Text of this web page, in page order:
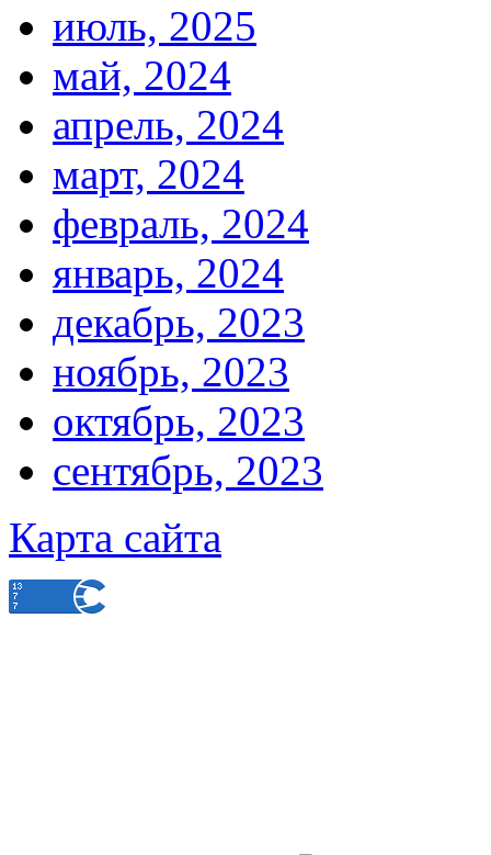
июль, 2025
май, 2024
апрель, 2024
март, 2024
февраль, 2024
январь, 2024
декабрь, 2023
ноябрь, 2023
октябрь, 2023
сентябрь, 2023
Карта сайта